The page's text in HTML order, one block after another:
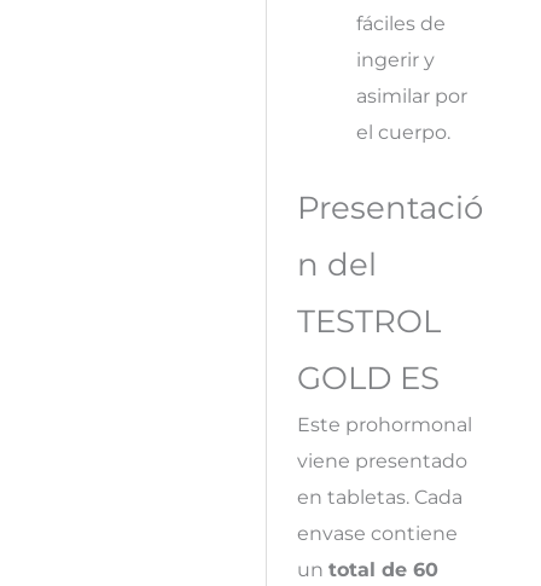
fáciles de
ingerir y
asimilar por
el cuerpo.
Presentació
n del
TESTROL
GOLD ES
Este prohormonal
viene presentado
en tabletas. Cada
envase contiene
un total de 60